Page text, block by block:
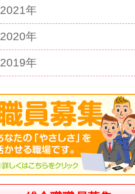
2021年
2020年
2019年